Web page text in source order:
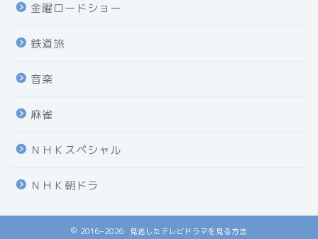
金曜ロードショー
鉄道旅
音楽
麻雀
ＮＨＫスペシャル
ＮＨＫ朝ドラ
2016–2026 見逃したテレビドラマを見る方法